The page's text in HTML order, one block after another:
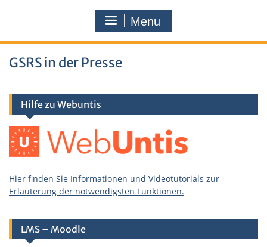
Menu
GSRS in der Presse
Hilfe zu Webuntis
Hier finden Sie Informationen und Videotutorials zur
Erläuterung der notwendigsten Funktionen.
LMS – Moodle